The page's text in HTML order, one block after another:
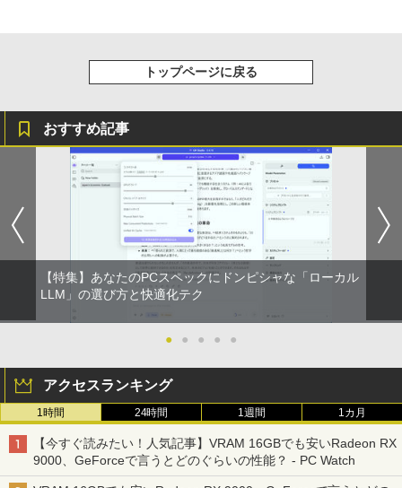
トップページに戻る
おすすめ記事
【特集】あなたのPCスペックにドンピシャな「ローカル
LLM」の選び方と快適化テク
● ● ● ● ●
アクセスランキング
1時間 24時間 1週間 1カ月
【今すぐ読みたい！人気記事】VRAM 16GBでも安いRadeon RX
9000、GeForceで言うとどのぐらいの性能？ - PC Watch